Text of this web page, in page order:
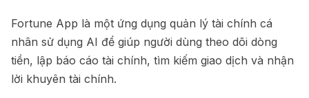
Fortune App là một ứng dụng quản lý tài chính cá
nhân sử dụng AI để giúp người dùng theo dõi dòng
tiền, lập báo cáo tài chính, tìm kiếm giao dịch và nhận
lời khuyên tài chính.